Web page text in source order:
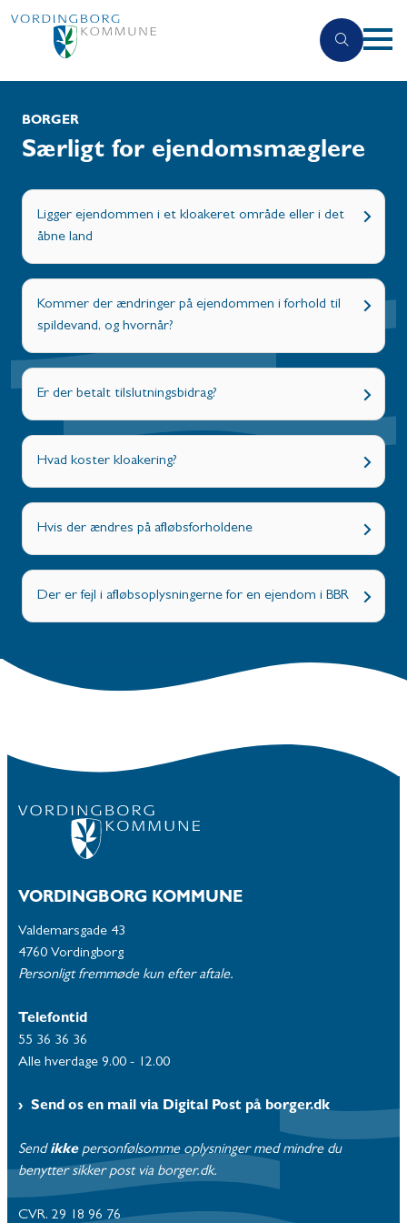
BORGER
Særligt for ejendomsmæglere
Ligger ejendommen i et kloakeret område eller i det
åbne land
Kommer der ændringer på ejendommen i forhold til
spildevand, og hvornår?
Er der betalt tilslutningsbidrag?
Hvad koster kloakering?
Hvis der ændres på afløbsforholdene
Der er fejl i afløbsoplysningerne for en ejendom i BBR
VORDINGBORG KOMMUNE
Valdemarsgade 43
4760 Vordingborg
Personligt fremmøde kun efter aftale.
Telefontid
55 36 36 36
Alle hverdage 9.00 - 12.00
Send os en mail via Digital Post på borger.dk
Send ikke personfølsomme oplysninger med mindre du
benytter sikker post via borger.dk.
CVR. 29 18 96 76